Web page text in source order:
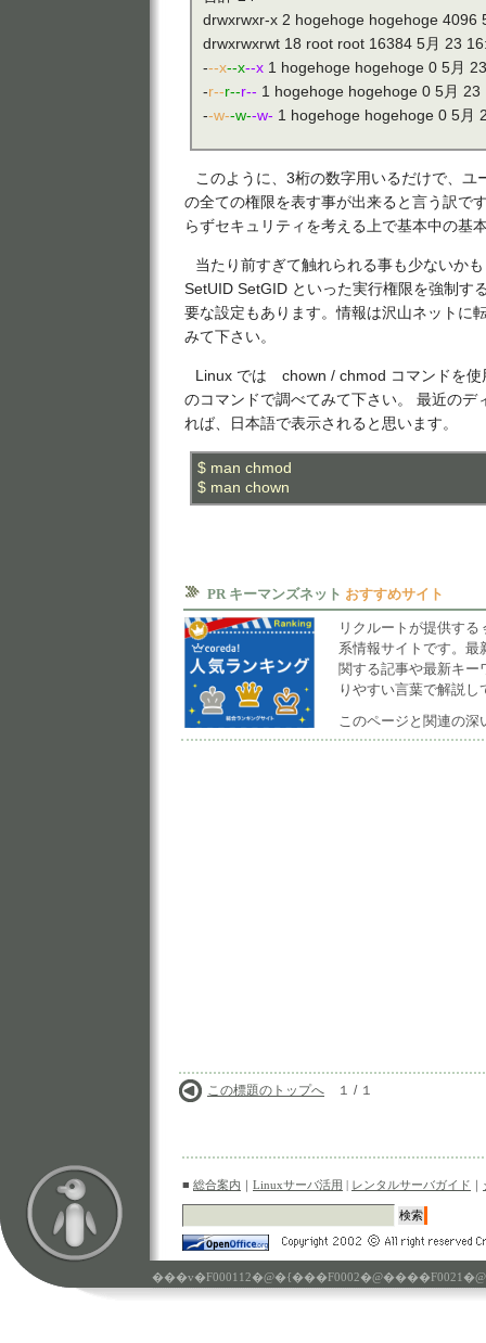
drwxrwxr-x 2 hogehoge hogehoge 4096
drwxrwxrwt 18 root root 16384 5月 23
---x--x--x 1 hogehoge hogehoge 0 5月
-r--r--r-- 1 hogehoge hogehoge 0 5月 23
--w--w--w- 1 hogehoge hogehoge 0 5月
このように、3桁の数字用いるだけで、ユ
の全ての権限を表す事が出来ると言う訳で
らずセキュリティを考える上で基本中の基
当たり前すぎて触れられる事も少ないか
SetUID SetGID といった実行権限を強制す
要な設定もあります。情報は沢山ネットに
みて下さい。
Linux では chown / chmod コマンドを使
のコマンドで調べてみて下さい。 最近のデ
れば、日本語で表示されると思います。
$ man chmod
$ man chown
この標題のトップへ １ / １
■ 総合案内 ｜ Linuxサーバ活用 | レンタルサーバガイド ｜